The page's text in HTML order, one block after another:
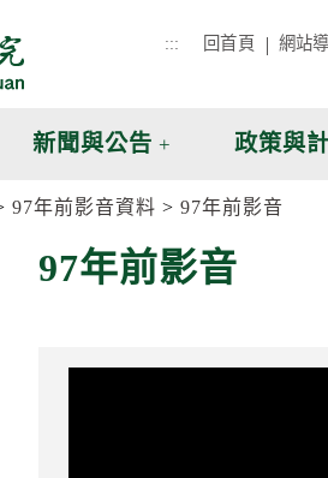
::: 回首頁 網站
新聞與公告 政策與
97年前影音資料 97年前影音
97年前影音